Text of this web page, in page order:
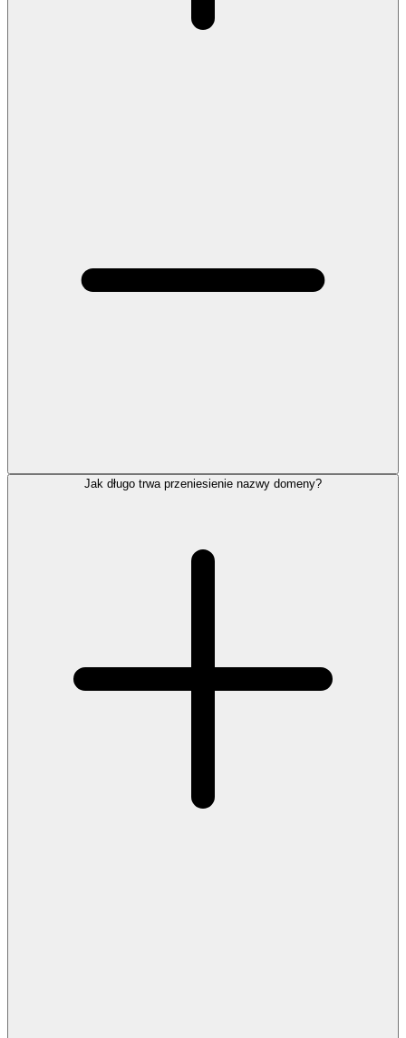
Jak długo trwa przeniesienie nazwy domeny?